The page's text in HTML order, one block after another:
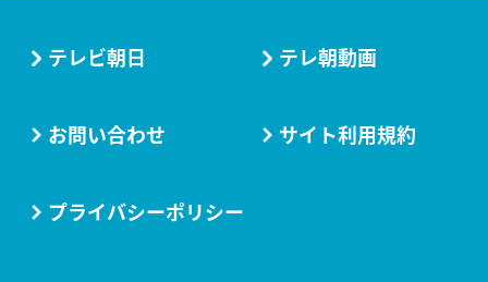
テレビ朝日 テレ朝動画
お問い合わせ サイト利用規約
プライバシーポリシー